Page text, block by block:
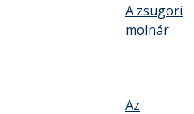
A zsugori
molnár
Az